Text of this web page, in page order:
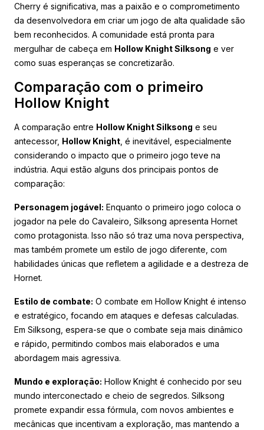
Cherry é significativa, mas a paixão e o comprometimento
da desenvolvedora em criar um jogo de alta qualidade são
bem reconhecidos. A comunidade está pronta para
mergulhar de cabeça em Hollow Knight Silksong e ver
como suas esperanças se concretizarão.
Comparação com o primeiro
Hollow Knight
A comparação entre Hollow Knight Silksong e seu
antecessor, Hollow Knight , é inevitável, especialmente
considerando o impacto que o primeiro jogo teve na
indústria. Aqui estão alguns dos principais pontos de
comparação:
Personagem jogável: Enquanto o primeiro jogo coloca o
jogador na pele do Cavaleiro, Silksong apresenta Hornet
como protagonista. Isso não só traz uma nova perspectiva,
mas também promete um estilo de jogo diferente, com
habilidades únicas que refletem a agilidade e a destreza de
Hornet.
Estilo de combate: O combate em Hollow Knight é intenso
e estratégico, focando em ataques e defesas calculadas.
Em Silksong, espera-se que o combate seja mais dinâmico
e rápido, permitindo combos mais elaborados e uma
abordagem mais agressiva.
Mundo e exploração: Hollow Knight é conhecido por seu
mundo interconectado e cheio de segredos. Silksong
promete expandir essa fórmula, com novos ambientes e
mecânicas que incentivam a exploração, mas mantendo a